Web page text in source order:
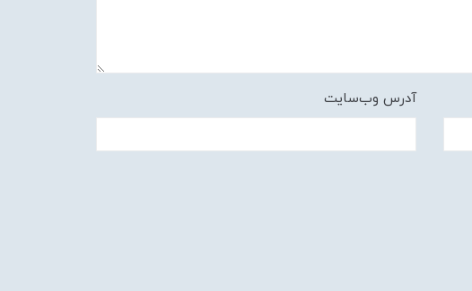
آدرس وب‌سایت